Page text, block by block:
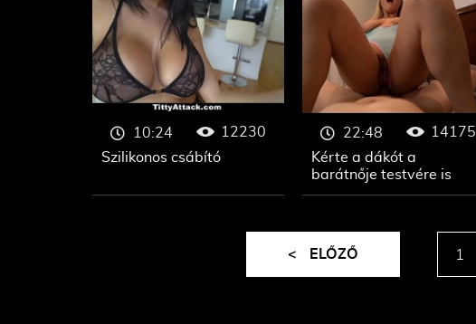
Szilikonos csábító
10:24
12230
Kérte a dákót a
barátnője testvére is
22:48
14175
< ELŐZŐ 1